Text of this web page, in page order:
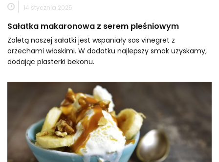
14 stycznia 2025
Sałatka makaronowa z serem pleśniowym
Zaletą naszej sałatki jest wspaniały sos vinegret z
orzechami włoskimi. W dodatku najlepszy smak uzyskamy,
dodając plasterki bekonu.